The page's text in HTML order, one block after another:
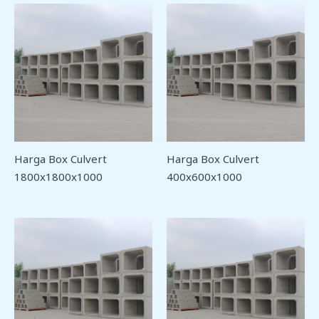
Harga Box Culvert
1800x1800x1000
Harga Box Culvert
400x600x1000